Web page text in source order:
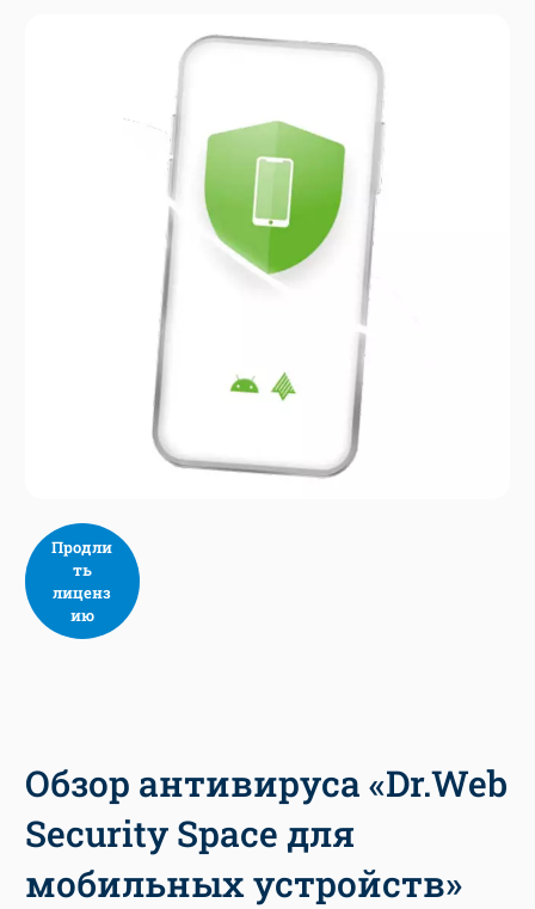
Продли
ть
лиценз
ию
Обзор антивируса «Dr.Web
Security Space для
мобильных устройств»